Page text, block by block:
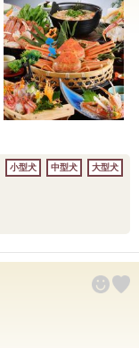
小型犬 中型犬 大型犬